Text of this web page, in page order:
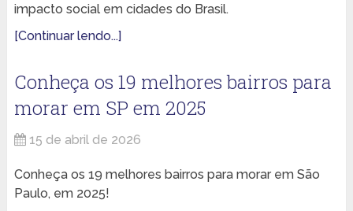
impacto social em cidades do Brasil.
[Continuar lendo...]
Conheça os 19 melhores bairros para
morar em SP em 2025
15 de abril de 2026
Conheça os 19 melhores bairros para morar em São
Paulo, em 2025!